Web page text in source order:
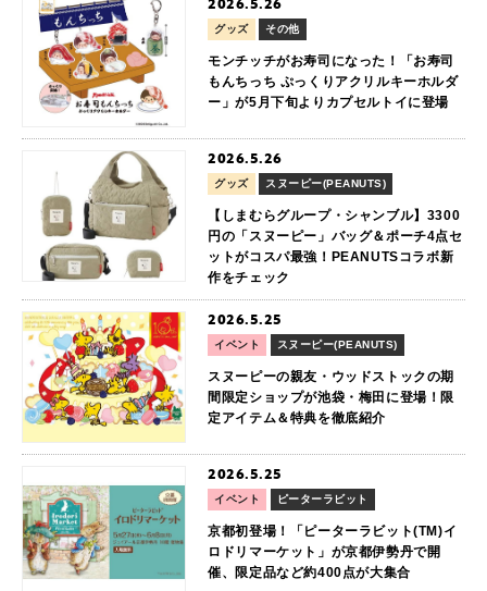
グッズ その他
モンチッチがお寿司になった！「お寿司
もんちっち ぷっくりアクリルキーホルダ
ー」が5月下旬よりカプセルトイに登場
2026.5.26
グッズ スヌーピー(PEANUTS)
【しまむらグループ・シャンブル】3300
円の「スヌーピー」バッグ＆ポーチ4点セ
ットがコスパ最強！PEANUTSコラボ新
作をチェック
2026.5.25
イベント スヌーピー(PEANUTS)
スヌーピーの親友・ウッドストックの期
間限定ショップが池袋・梅田に登場！限
定アイテム＆特典を徹底紹介
2026.5.25
イベント ピーターラビット
京都初登場！「ピーターラビット(TM)イ
ロドリマーケット」が京都伊勢丹で開
催、限定品など約400点が大集合